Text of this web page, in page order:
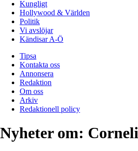
Kungligt
Hollywood & Världen
Politik
Vi avslöjar
Kändisar A-Ö
Tipsa
Kontakta oss
Annonsera
Redaktion
Om oss
Arkiv
Redaktionell policy
Nyheter om: